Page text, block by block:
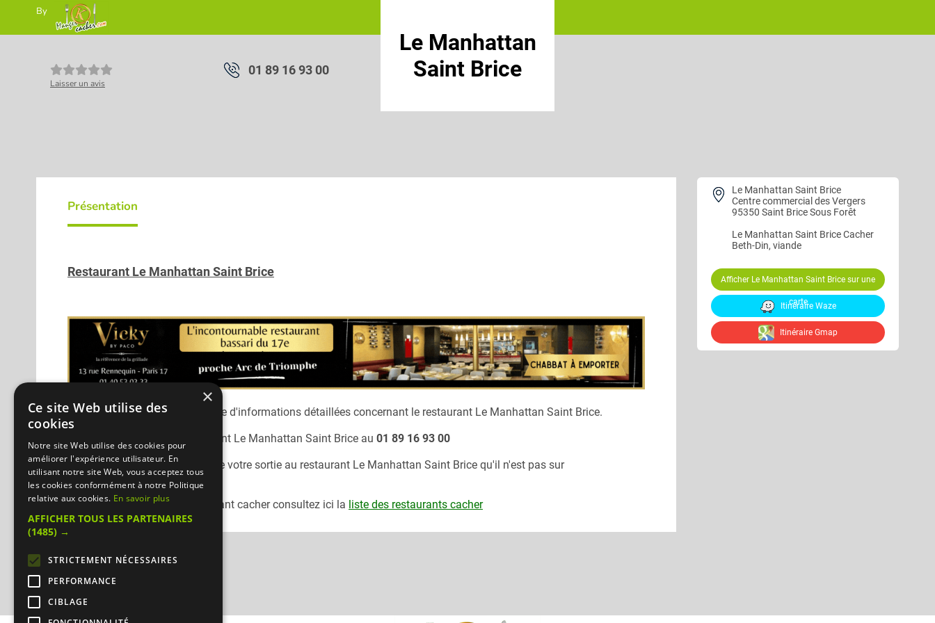
By
Le Manhattan
Saint Brice
01 89 16 93 00
Laisser un avis
Le Manhattan Saint Brice
Centre commercial des Vergers
95350 Saint Brice Sous Forêt
Le Manhattan Saint BriceCacher
Beth-Din, viande
Afficher Le Manhattan Saint Brice sur une
carte
Itinéraire Waze
Itinéraire Gmap
Présentation
Restaurant Le Manhattan Saint Brice
Désolé, nous n'avons pas encore d'informations détaillées concernant le restaurant Le Manhattan Saint Brice.
Vous pouvez joindre le restaurant Le Manhattan Saint Brice au 01 89 16 93 00
N'oubliez pas de préciser lors de votre sortie au restaurant Le Manhattan Saint Brice qu'il n'est pas sur
Mangercacher.com.
Pour consulter un autre restaurant cacher consultez ici la liste des restaurants cacher
×
Ce site Web utilise des
cookies
Notre site Web utilise des cookies pour
améliorer l'expérience utilisateur. En
utilisant notre site Web, vous acceptez tous
les cookies conformément à notre Politique
relative aux cookies. En savoir plus
AFFICHER TOUS LES PARTENAIRES
(1485) →
STRICTEMENT NÉCESSAIRES
PERFORMANCE
CIBLAGE